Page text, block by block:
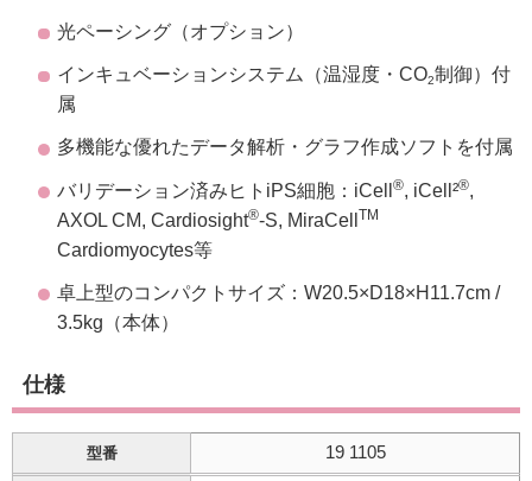
光ペーシング（オプション）
インキュベーションシステム（温湿度・CO2制御）付
属
多機能な優れたデータ解析・グラフ作成ソフトを付属
バリデーション済みヒトiPS細胞：iCell®, iCell²®,
AXOL CM, Cardiosight®-S, MiraCell TM
Cardiomyocytes等
卓上型のコンパクトサイズ：W20.5×D18×H11.7cm /
3.5kg（本体）
仕様
型番 19 1105